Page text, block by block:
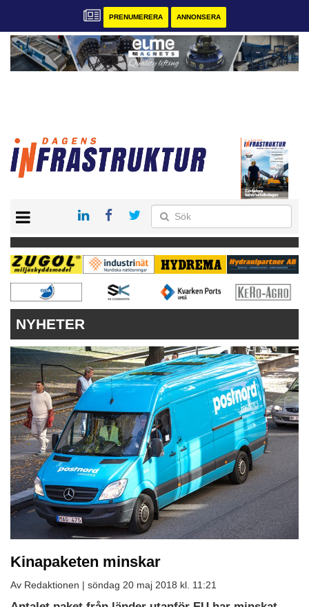
PRENUMERERA ANNONSERA
KONTAKT
VÅRA ANDRA MAGASIN
PRENUMERERA
ANNONSERA
NYHETER
Kinapaketen minskar
Av Redaktionen | söndag 20 maj 2018 kl. 11:21